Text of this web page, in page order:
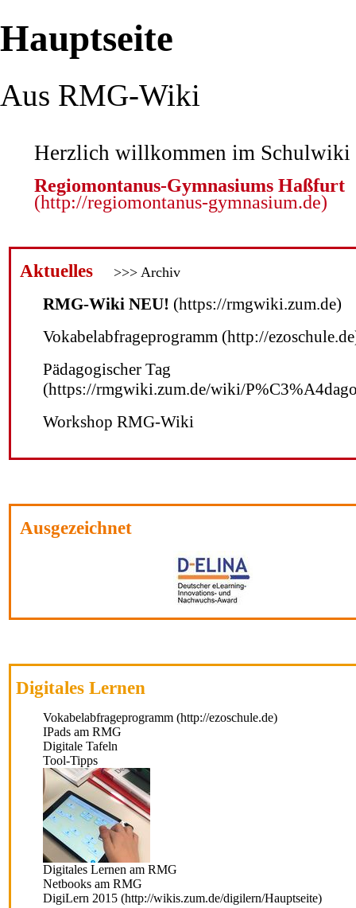
Hauptseite
Aus RMG-Wiki
Herzlich willkommen im Schulwiki
Regiomontanus-Gymnasiums Haßfurt
Aktuelles >>> Archiv
RMG-Wiki NEU!
Vokabelabfrageprogramm
Pädagogischer Tag
Workshop RMG-Wiki
Ausgezeichnet
Digitales Lernen
Vokabelabfrageprogramm
IPads am RMG
Digitale Tafeln
Tool-Tipps
Digitales Lernen am RMG
Netbooks am RMG
DigiLern 2015